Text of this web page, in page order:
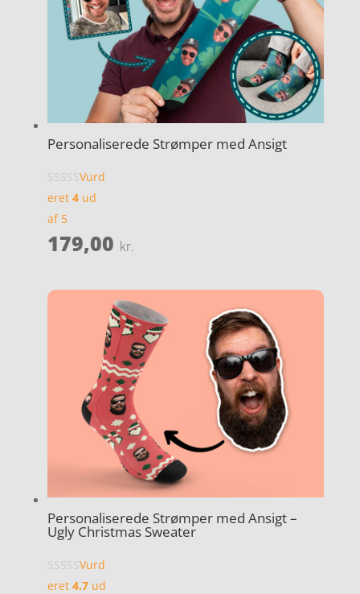
Personaliserede Strømper med Ansigt
Vurd
eret 4ud
af 5
179,00 kr.
Personaliserede Strømper med Ansigt –
Ugly Christmas Sweater
Vurd
eret 4.7ud